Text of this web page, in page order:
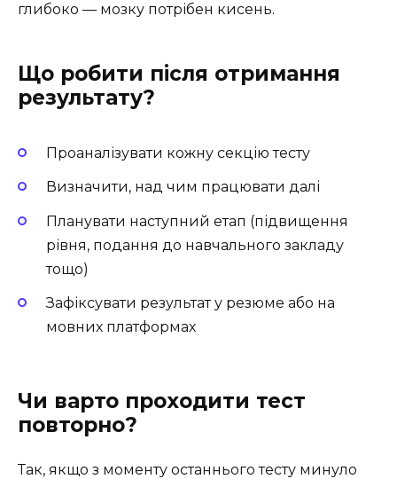
глибоко — мозку потрібен кисень.
Що робити після отримання
результату?
Проаналізувати кожну секцію тесту
Визначити, над чим працювати далі
Планувати наступний етап (підвищення
рівня, подання до навчального закладу
тощо)
Зафіксувати результат у резюме або на
мовних платформах
Чи варто проходити тест
повторно?
Так, якщо з моменту останнього тесту минуло